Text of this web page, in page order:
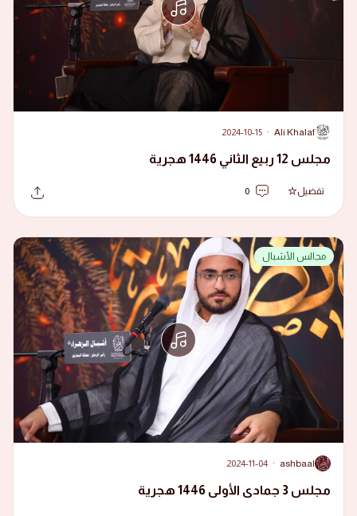
A
Ali Khalaf
·
2024-10-15
مجلس 12 ربيع الثاني 1446 هجرية
تفضيل 0
مجالس الأشبال
A
ashbaal
·
2024-11-04
مجلس 3 جمادى الأولى 1446 هجرية